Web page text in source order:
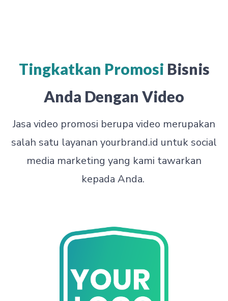
Tingkatkan Promosi Bisnis
Anda Dengan Video
Jasa video promosi berupa video merupakan
salah satu layanan yourbrand.id untuk social
media marketing yang kami tawarkan
kepada Anda.